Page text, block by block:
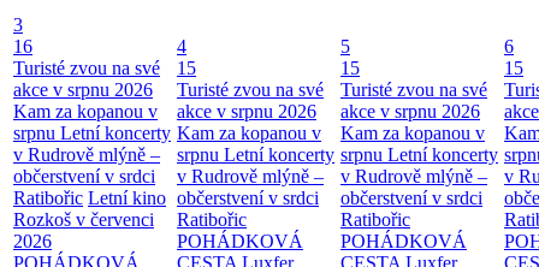
3
16
Turisté zvou na své
akce v srpnu 2026
Kam za kopanou v
srpnu Letní koncerty
v Rudrově mlýně –
občerstvení v srdci
Ratibořic Letní kino
Rozkoš v červenci
2026
POHÁDKOVÁ
4
15
Turisté zvou na své
akce v srpnu 2026
Kam za kopanou v
srpnu Letní koncerty
v Rudrově mlýně –
občerstvení v srdci
Ratibořic
POHÁDKOVÁ
CESTA Luxfer
5
15
Turisté zvou na své
akce v srpnu 2026
Kam za kopanou v
srpnu Letní koncerty
v Rudrově mlýně –
občerstvení v srdci
Ratibořic
POHÁDKOVÁ
CESTA Luxfer
6
15
v